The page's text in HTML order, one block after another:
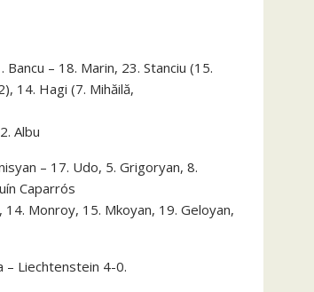
– 18. Marin, 23. Stanciu (15.
14. Hagi (7. Mihăilă,
Albu
– 17. Udo, 5. Grigoryan, 8.
Caparrós
14. Monroy, 15. Mkoyan, 19. Geloyan,
– Liechtenstein 4-0.